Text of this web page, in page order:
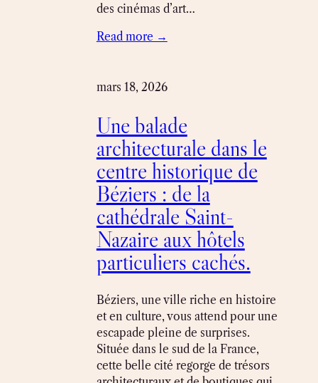
des cinémas d’art…
Read more →
mars 18, 2026
Une balade
architecturale dans le
centre historique de
Béziers : de la
cathédrale Saint-
Nazaire aux hôtels
particuliers cachés.
Béziers, une ville riche en histoire
et en culture, vous attend pour une
escapade pleine de surprises.
Située dans le sud de la France,
cette belle cité regorge de trésors